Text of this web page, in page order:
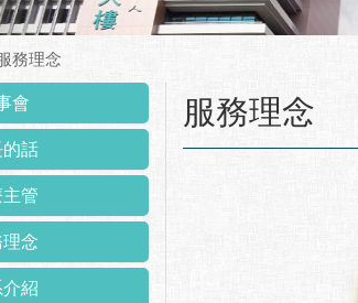
務理念
會
的話
管
理念
紹
服務理念